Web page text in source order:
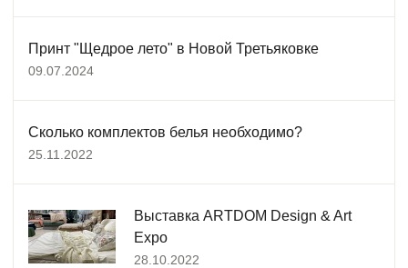
Принт "Щедрое лето" в Новой Третьяковке
09.07.2024
Сколько комплектов белья необходимо?
25.11.2022
Выставка ARTDOM Design & Art
Expo
28.10.2022